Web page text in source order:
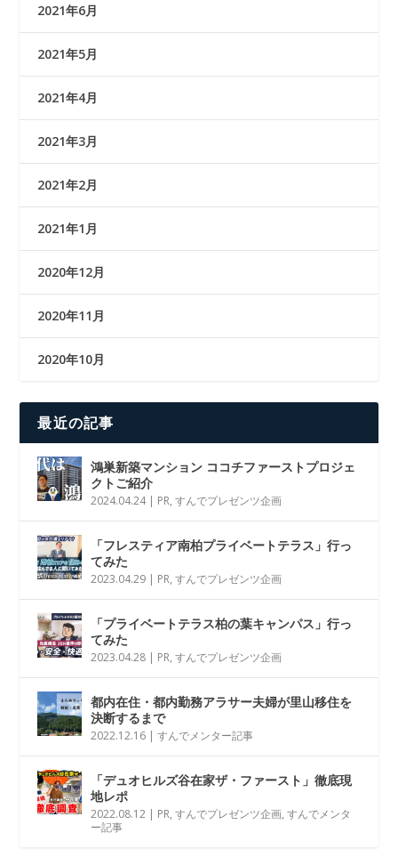
2021年6月
2021年5月
2021年4月
2021年3月
2021年2月
2021年1月
2020年12月
2020年11月
2020年10月
最近の記事
鴻巣新築マンション ココチファーストプロジェ
クトご紹介
2024.04.24| PR,すんでプレゼンツ企画
「フレスティア南柏プライベートテラス」行っ
てみた
2023.04.29 | PR,すんでプレゼンツ企画
「プライベートテラス柏の葉キャンパス」行っ
てみた
2023.04.28 | PR,すんでプレゼンツ企画
都内在住・都内勤務アラサー夫婦が里山移住を
決断するまで
2022.12.16 |すんでメンター記事
「デュオヒルズ谷在家ザ・ファースト」徹底現
地レポ
2022.08.12 | PR,すんでプレゼンツ企画,すんでメンタ
ー記事